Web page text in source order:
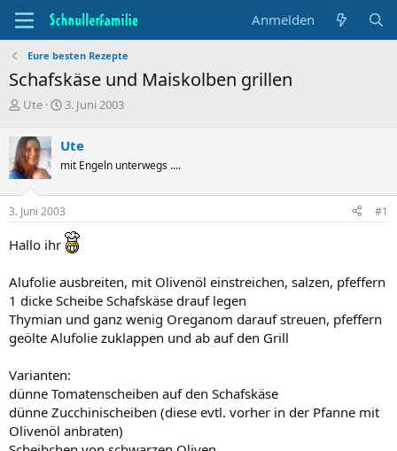
Anmelden
Eure besten Rezepte
Schafskäse und Maiskolben grillen
T
e
m
e
n
s
t
r
e
r
Ute
B
i
n
d
a
t
u
3. Juni 2003
Ute
mit Engeln unterwegs ....
3. Juni 2003 #1
Hallo ihr
Alufolie ausbreiten, mit Olivenöl einstreichen, salzen, pfeffern
1 dicke Scheibe Schafskäse drauf legen
Thymian und ganz wenig Oreganom darauf streuen, pfeffern
geölte Alufolie zuklappen und ab auf den Grill
Varianten:
dünne Tomatenscheiben auf den Schafskäse
dünne Zucchinischeiben (diese evtl. vorher in der Pfanne mit
Olivenöl anbraten)